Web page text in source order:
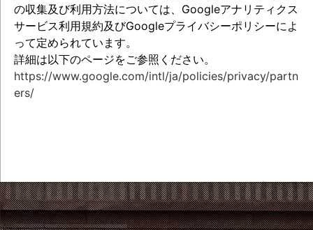
の収集及び利用方法については、Googleアナリティクス
サービス利用規約及びGoogleプライバシーポリシーによ
って定められています。
詳細は以下のページをご参照ください。
https://www.google.com/intl/ja/policies/privacy/partn
ers/